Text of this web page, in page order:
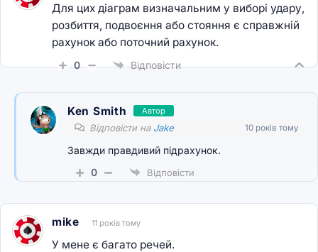
Для цих діаграм визначальним у виборі удару,
розбиття, подвоєння або стояння є справжній
рахунок або поточний рахунок.
0 Відповісти
Ken Smith Автор
Відповісти на Jake 10 років тому
Завжди правдивий підрахунок.
0
Відповісти
mike 11 років тому
У мене є багато речей.